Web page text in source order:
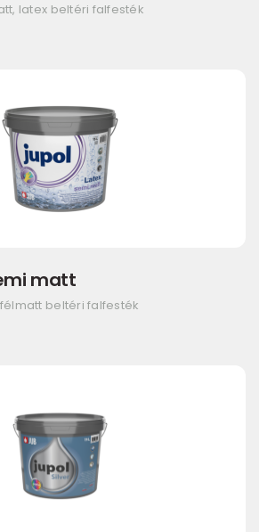
latex beltéri falfesték
matt
beltéri falfesték